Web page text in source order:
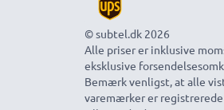
© subtel.dk 2026
Alle priser er inklusive
eksklusive
Bemærk venligst, at alle
varemærker er